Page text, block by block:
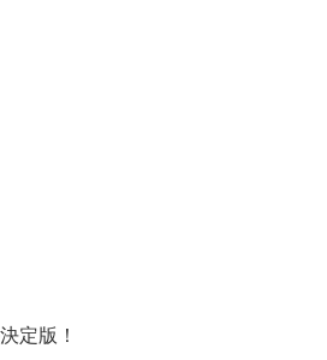
定版！